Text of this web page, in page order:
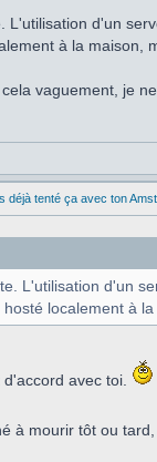
L'utilisation d'un
à la maison,
vaguement, je
déjà tenté ça avec ton
L'utilisation d'un
localement à
avec toi.
à mourir tôt ou